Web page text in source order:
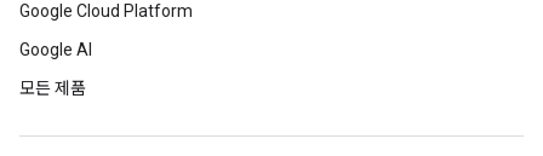
Google Cloud Platform
Google AI
모든 제품